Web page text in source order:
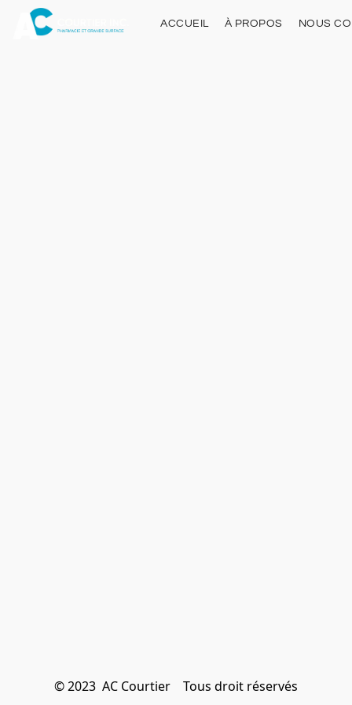
ACCUEIL À PROPOS NOUS
© 2023  AC Courtier    Tous droit réservés